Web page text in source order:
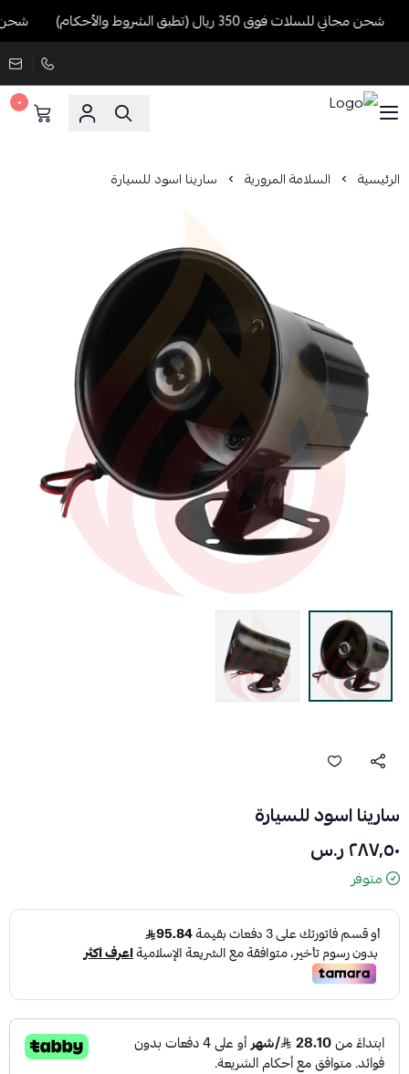
شحن مجاني للسلات فوق 350 ريال (تطبق الشروط والأحكام) شحن
٠
الرئيسية السلامة المرورية سارينا اسود للسيارة
سارينا اسود للسيارة
٢٨٧٫٥٠ ر.س
متوفر